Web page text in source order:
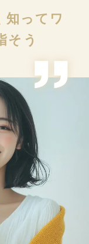
知ってワ
そう